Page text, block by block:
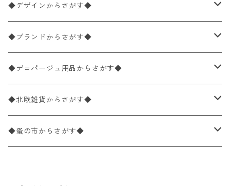
ペーパーナプキン1枚バラ売り
ペーパーナプキン20枚入りパック
ペーパーナプキン10枚入りパック
ライスペーパー
ペーパーリネンナプキン
33×33cm（ランチサイズ）
バラ売り
パック売り
25×25cm（カクテルサイズ）
バラ売り
パック売り
40×40cm（ディナーサイズ）
バラ売り
パック売り
21×21cm（ポケットサイズ）
バラ売り
33cm（ラウンド）
◆デザインからさがす◆
花柄
植物・グリーン柄
動物・鳥・昆虫・蝶柄
海・魚柄
◆ブランドからさがす◆
ドイツ製 IHR/イア
ランチサイズ
カクテルサイズ
ドイツ製 Ambiente/アンビエンテ
ランチサイズ
ドイツ製 Paperproducts Design
◆デコパージュ用品からさがす◆
デコパージュ液
デコパージュ下地
◆北欧雑貨からさがす◆
シリコンモールド
◆蚤の市からさがす◆